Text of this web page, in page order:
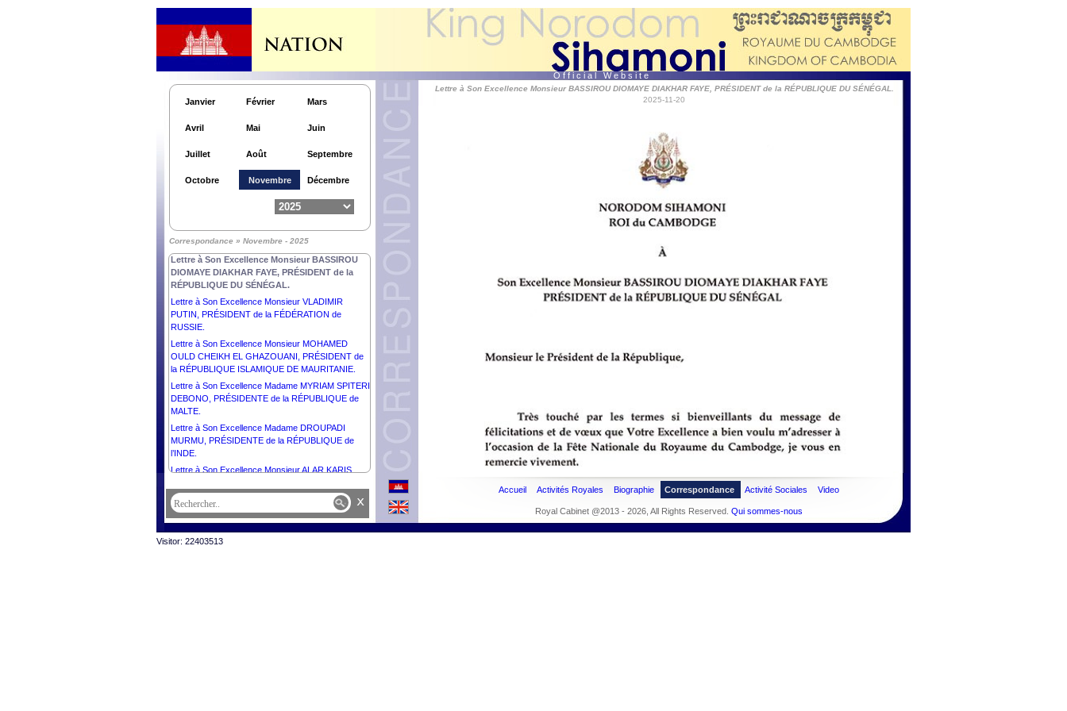
O f f i c i a l W e b s i t e
Janvier Février Mars
Avril Mai Juin
Juillet Août Septembre
Octobre Novembre Décembre
Correspondance » Novembre - 2025
Lettre à S. Exc. M. MOHAMMED SHAHABUDDIN,
BANGLADESH.
Lettre à Son Excellence Dr JOSÉ RAMOS-HORTA,
DÉMOCRATIQUE de TIMOR-LESTE.
Lettre à Son Excellence Monsieur MOHAMED
OULD CHEIKH EL GHAZOUANI, PRÉSIDENT de
Lettre à Son Excellence Monsieur DONALD JOHN
d’AMÉRIQUE.
Lettre à Sa Majesté le Roi CHARLES III du
ROYAUME-UNI de GRANDE- BRETAGNE et
Lettre à Son Excellence Monsieur RECEP TAYYIP
ERDOĞAN, PRÉSIDENT de la RÉPUBLIQUE
TÜRKIYE.
Lettre à Son Excellence Monsieur BASSIROU
DIOMAYE DIAKHAR FAYE, PRÉSIDENT de la
RÉPUBLIQUE DU SÉNÉGAL.
Lettre à Son Excellence Monsieur VLADIMIR
PUTIN, PRÉSIDENT de la FÉDÉRATION de
RUSSIE.
Lettre à Son Excellence Monsieur MOHAMED
OULD CHEIKH EL GHAZOUANI, PRÉSIDENT de
la RÉPUBLIQUE ISLAMIQUE DE MAURITANIE.
Lettre à Son Excellence Madame MYRIAM SPITERI
DEBONO, PRÉSIDENTE de la RÉPUBLIQUE de
MALTE.
Lettre à Son Excellence Madame DROUPADI
MURMU, PRÉSIDENTE de la RÉPUBLIQUE de
l’INDE.
Lettre à Son Excellence Monsieur ALAR KARIS,
Lettre à Son Excellence Monsieur le Général
JOSEPH AOUN, PRÉSIDENT de la RÉPUBLIQUE
LIBANAISE.
Lettre à Son Excellence Madame JENNIFER
Lettre à Son Excellence Monsieur BASSIROU DIOMAYE DIAKHAR FAYE, PRÉSIDENT de la RÉPUBLIQUE DU SÉNÉGAL.
2025-11-20
x
Accueil Activités Royales Biographie Correspondance Activité Sociales Video
Royal Cabinet @2013 - 2026, All Rights Reserved. Qui sommes-nous
Visitor: 22403513